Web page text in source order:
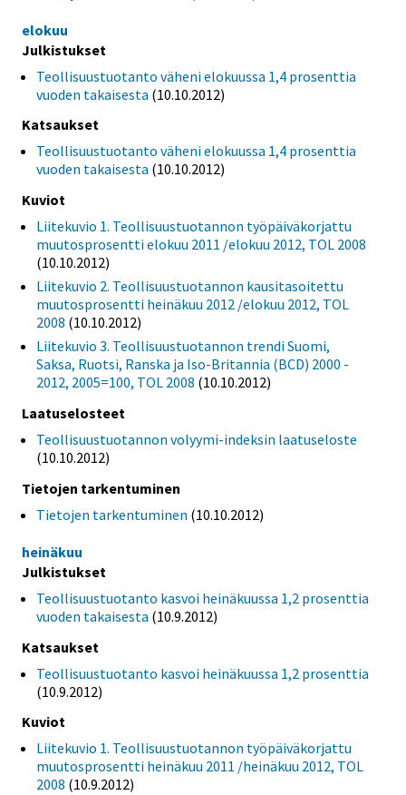
elokuu
Julkistukset
Teollisuustuotanto väheni elokuussa 1,4 prosenttia
vuoden takaisesta (10.10.2012)
Katsaukset
Teollisuustuotanto väheni elokuussa 1,4 prosenttia
vuoden takaisesta (10.10.2012)
Kuviot
Liitekuvio 1. Teollisuustuotannon työpäiväkorjattu
muutosprosentti elokuu 2011 /elokuu 2012, TOL 2008
(10.10.2012)
Liitekuvio 2. Teollisuustuotannon kausitasoitettu
muutosprosentti heinäkuu 2012 /elokuu 2012, TOL
2008 (10.10.2012)
Liitekuvio 3. Teollisuustuotannon trendi Suomi,
Saksa, Ruotsi, Ranska ja Iso-Britannia (BCD) 2000 -
2012, 2005=100, TOL 2008 (10.10.2012)
Laatuselosteet
Teollisuustuotannon volyymi-indeksin laatuseloste
(10.10.2012)
Tietojen tarkentuminen
Tietojen tarkentuminen (10.10.2012)
heinäkuu
Julkistukset
Teollisuustuotanto kasvoi heinäkuussa 1,2 prosenttia
vuoden takaisesta (10.9.2012)
Katsaukset
Teollisuustuotanto kasvoi heinäkuussa 1,2 prosenttia
(10.9.2012)
Kuviot
Liitekuvio 1. Teollisuustuotannon työpäiväkorjattu
muutosprosentti heinäkuu 2011 /heinäkuu 2012, TOL
2008 (10.9.2012)